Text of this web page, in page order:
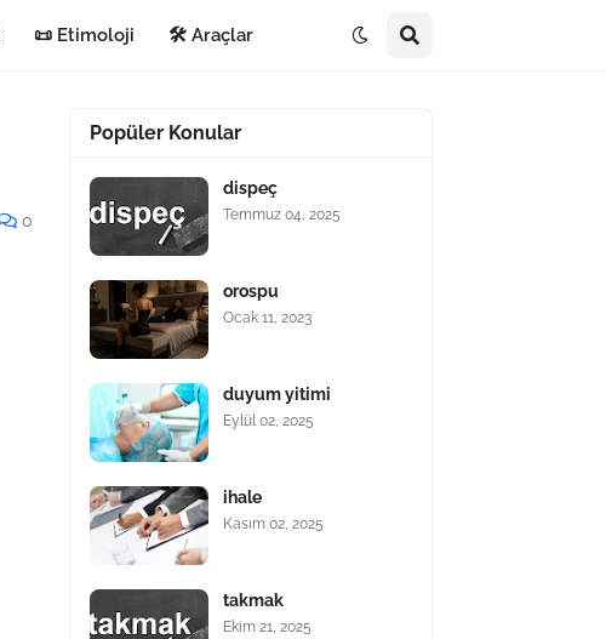
📜 Etimoloji 🛠️ Araçlar
0
Popüler Konular
dispeç
Temmuz 04, 2025
orospu
Ocak 11, 2023
duyum yitimi
Eylül 02, 2025
ihale
Kasım 02, 2025
takmak
Ekim 21, 2025